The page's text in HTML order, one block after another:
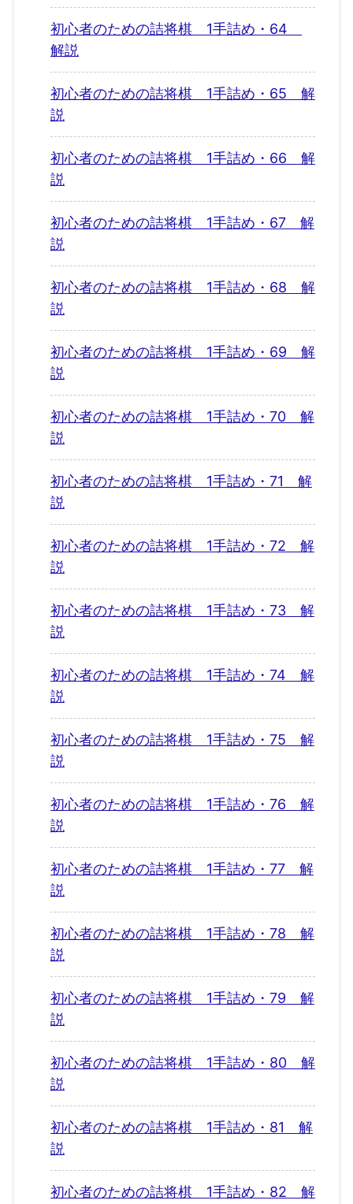
初心者のための詰将棋 1手詰め・64
解説
初心者のための詰将棋 1手詰め・65 解
説
初心者のための詰将棋 1手詰め・66 解
説
初心者のための詰将棋 1手詰め・67 解
説
初心者のための詰将棋 1手詰め・68 解
説
初心者のための詰将棋 1手詰め・69 解
説
初心者のための詰将棋 1手詰め・70 解
説
初心者のための詰将棋 1手詰め・71 解
説
初心者のための詰将棋 1手詰め・72 解
説
初心者のための詰将棋 1手詰め・73 解
説
初心者のための詰将棋 1手詰め・74 解
説
初心者のための詰将棋 1手詰め・75 解
説
初心者のための詰将棋 1手詰め・76 解
説
初心者のための詰将棋 1手詰め・77 解
説
初心者のための詰将棋 1手詰め・78 解
説
初心者のための詰将棋 1手詰め・79 解
説
初心者のための詰将棋 1手詰め・80 解
説
初心者のための詰将棋 1手詰め・81 解
説
初心者のための詰将棋 1手詰め・82 解